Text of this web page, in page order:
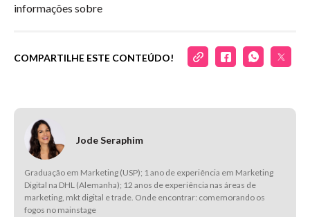
informações sobre
COMPARTILHE ESTE CONTEÚDO!
Jode Seraphim
Graduação em Marketing (USP); 1 ano de experiência em Marketing
Digital na DHL (Alemanha); 12 anos de experiência nas áreas de
marketing, mkt digital e trade. Onde encontrar: comemorando os
fogos no mainstage